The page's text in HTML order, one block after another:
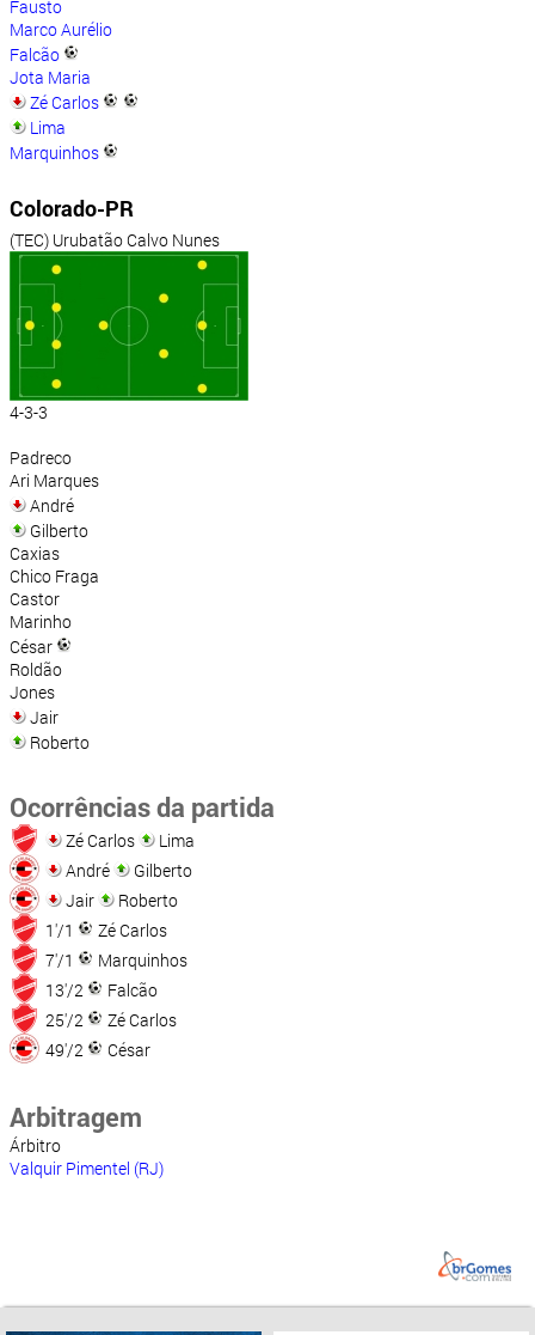
Fausto
Marco Aurélio
Falcão
Jota Maria
Zé Carlos
Lima
Marquinhos
Colorado-PR
(TEC) Urubatão Calvo Nunes
4-3-3
Padreco
Ari Marques
André
Gilberto
Caxias
Chico Fraga
Castor
Marinho
César
Roldão
Jones
Jair
Roberto
Ocorrências da partida
Zé Carlos
Lima
André
Gilberto
Jair
Roberto
1'/1
Zé Carlos
7'/1
Marquinhos
13'/2
Falcão
25'/2
Zé Carlos
49'/2
César
Arbitragem
Árbitro
Valquir Pimentel (RJ)